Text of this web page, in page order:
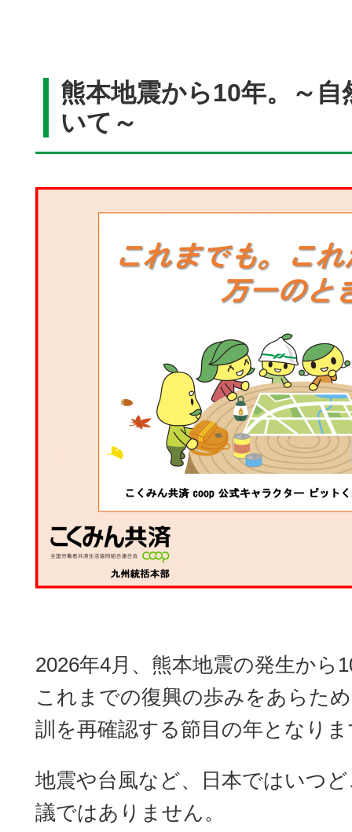
熊本地震から10年。～
いて～
2026年4月、熊本地震の発生から
これまでの復興の歩みをあらた
訓を再確認する節目の年となり
地震や台風など、日本ではいつ
議ではありません。